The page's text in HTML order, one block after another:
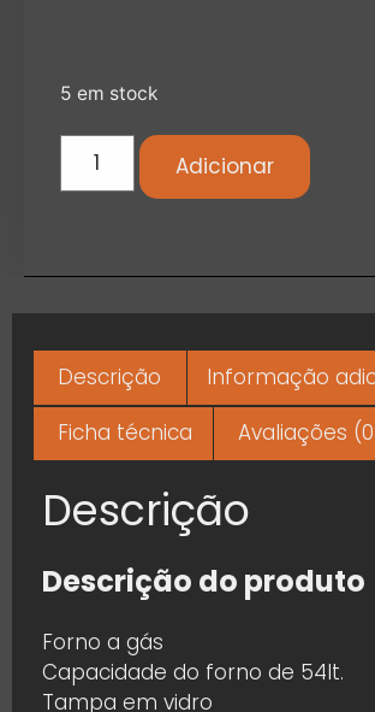
5 em stock
Adicionar
Descrição
Informação
Ficha técnica
Avaliações
Descrição
Descrição do produto
Forno a gás
Capacidade do forno de 54lt.
Tampa em vidro